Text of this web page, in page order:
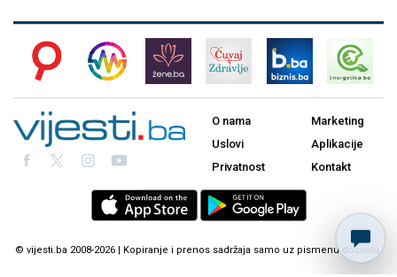
O nama
Uslovi
Privatnost
Marketing
Aplikacije
Kontakt
© vijesti.ba 2008-2026 | Kopiranje i prenos sadržaja samo uz pismenu dozvolu.